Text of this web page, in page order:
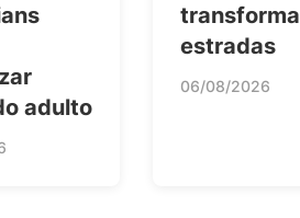
adulto
transforma
estradas
06/08/2026